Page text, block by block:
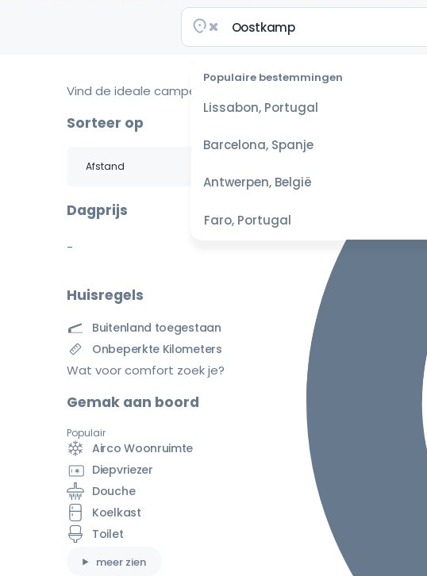
Populaire bestemmingen
Lissabon, Portugal
Barcelona, Spanje
Antwerpen, België
Faro, Portugal
Vind de ideale camper voor je reis
Sorteer op
Dagprijs
-
Huisregels
Buitenland toegestaan
Onbeperkte Kilometers
Wat voor comfort zoek je?
Gemak aan boord
Populair
Airco Woonruimte
Diepvriezer
Douche
Koelkast
Toilet
meer zien